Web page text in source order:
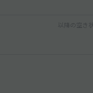
以降の空き